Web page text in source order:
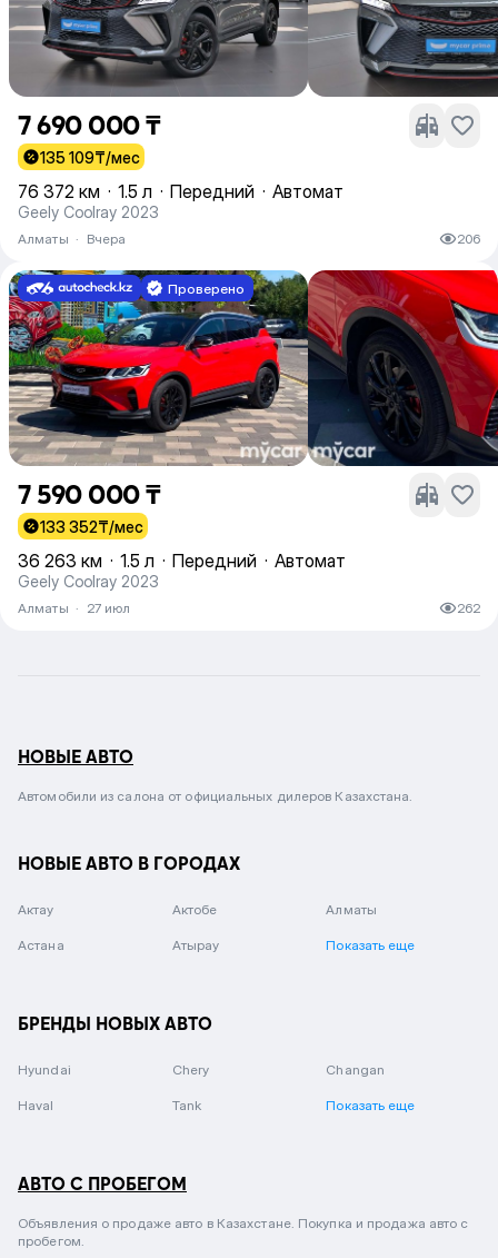
7 690 000 ₸
135 109₸/мес
76 372 км · 1.5 л · Передний · Автомат
Geely Coolray 2023
Алматы · Вчера 206
Проверено
7 590 000 ₸
133 352₸/мес
36 263 км · 1.5 л · Передний · Автомат
Geely Coolray 2023
Алматы · 27 июл 262
НОВЫЕ АВТО
Автомобили из салона от официальных дилеров Казахстана.
НОВЫЕ АВТО В ГОРОДАХ
Актау Актобе Алматы
Астана Атырау Показать еще
БРЕНДЫ НОВЫХ АВТО
Hyundai Chery Changan
Haval Tank Показать еще
АВТО С ПРОБЕГОМ
Объявления о продаже авто в Казахстане. Покупка и продажа авто с
пробегом.